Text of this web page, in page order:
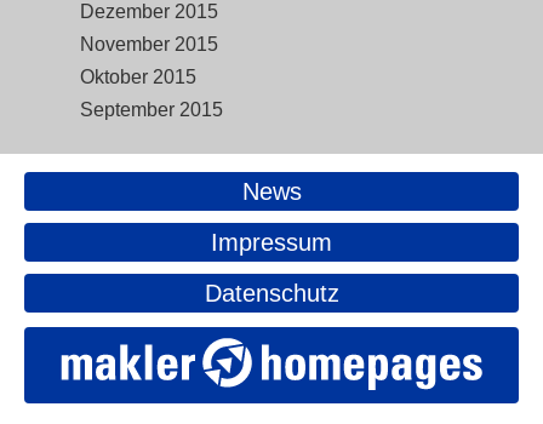
Dezember 2015
November 2015
Oktober 2015
September 2015
News
Impressum
Datenschutz